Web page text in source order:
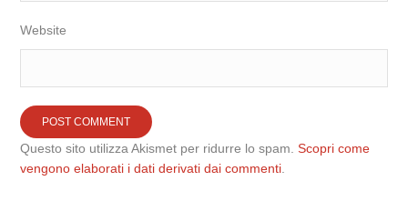
Website
Questo sito utilizza Akismet per ridurre lo spam.Scopri come
vengono elaborati i dati derivati dai commenti